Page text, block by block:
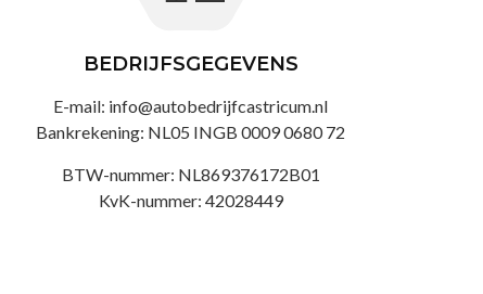
BEDRIJFSGEGEVENS
E-mail: info@autobedrijfcastricum.nl
Bankrekening: NL05 INGB 0009 0680 72
BTW-nummer: NL869376172B01
KvK-nummer: 42028449